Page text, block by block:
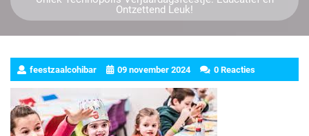
Ontzettend Leuk!
feestzaalcohibar 09 november 2024 0 Reacties